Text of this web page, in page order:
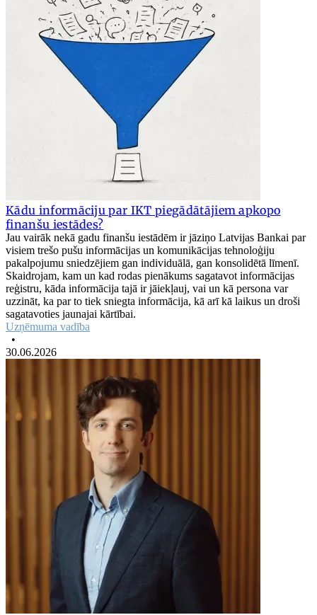
Kādu informāciju par IKT piegādātājiem apkopo
finanšu iestādes?
Jau vairāk nekā gadu finanšu iestādēm ir jāziņo Latvijas Bankai par
visiem trešo pušu informācijas un komunikācijas tehnoloģiju
pakalpojumu sniedzējiem gan individuālā, gan konsolidētā līmenī.
Skaidrojam, kam un kad rodas pienākums sagatavot informācijas
reģistru, kāda informācija tajā ir jāiekļauj, vai un kā persona var
uzzināt, ka par to tiek sniegta informācija, kā arī kā laikus un droši
sagatavoties jaunajai kārtībai.
Uzņēmuma vadība
•
30.06.2026